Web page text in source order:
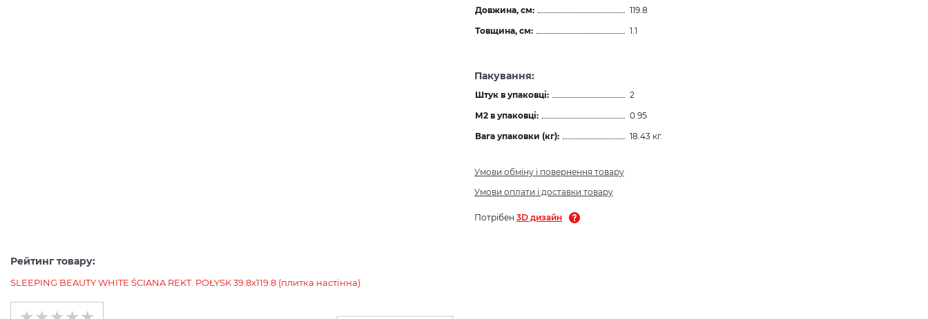
Довжина, см:
119.8
Товщина, см:
1.1
Пакування:
Штук в упаковці:
2
М2 в упаковці:
0.95
Вага упаковки (кг):
18.43 кг.
Умови обміну і повернення товару
Умови оплати і доставки товару
Потрібен 3D дизайн
Рейтинг товару:
SLEEPING BEAUTY WHITE ŚCIANA REKT. POŁYSK 39.8х119.8 (плитка настінна)